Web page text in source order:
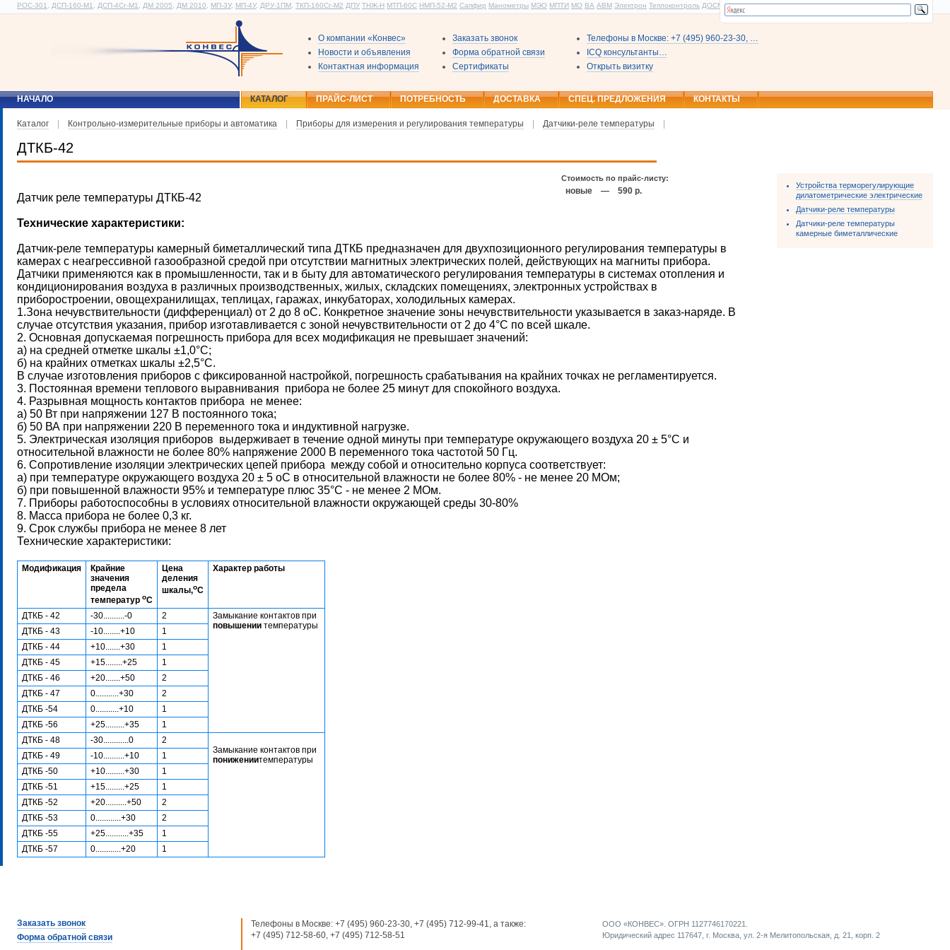
РОС-301 ДСП-160-М1 ДСП-4Сг-М1 ДМ 2005 ДМ 2010 МП-3У, МП-4У, ДРУ-1ПМ ТКП-160Сг-М2 ДПУ ТНЖ-Н МТП-60С НМП-52-М2 Сапфир Манометры МЭО МПТИ МО ВА АВМ Электрон Теплоконтроль ДОСМ
О компании «Конвес»
Новости и объявления
Контактная информация
Заказать звонок
Форма обратной связи
Сертификаты
Телефоны в Москве: +7 (495) 960-23-30, …
ICQ консультанты…
Открыть визитку
НАЧАЛО КАТАЛОГ ПРАЙС-ЛИСТ ПОТРЕБНОСТЬ ДОСТАВКА СПЕЦ. ПРЕДЛОЖЕНИЯ КОНТАКТЫ
Каталог Контрольно-измерительные приборы и автоматика Приборы для измерения и регулирования температуры Датчики-реле температуры
ДТКБ-42
Стоимость по прайс-листу:
новые — 590 р.
Датчик реле температуры ДТКБ-42
Технические характеристики:
Датчик-реле температуры камерный биметаллический типа ДТКБ предназначен для двухпозиционного регулирования температуры в
камерах с неагрессивной газообразной средой при отсутствии магнитных электрических полей, действующих на магниты прибора.
Датчики применяются как в промышленности, так и в быту для автоматического регулирования температуры в системах отопления и
кондиционирования воздуха в различных производственных, жилых, складских помещениях, электронных устройствах в
приборостроении, овощехранилищах, теплицах, гаражах, инкубаторах, холодильных камерах.
1.Зона нечувствительности (дифференциал) от 2 до 8 oС. Конкретное значение зоны нечувствительности указывается в заказ-наряде. В
случае отсутствия указания, прибор изготавливается с зоной нечувствительности от 2 до 4°С по всей шкале.
2. Основная допускаемая погрешность прибора для всех модификация не превышает значений:
а) на средней отметке шкалы ±1,0°С;
б) на крайних отметках шкалы ±2,5°С.
В случае изготовления приборов с фиксированной настройкой, погрешность срабатывания на крайних точках не регламентируется.
3. Постоянная времени теплового выравнивания прибора не более 25 минут для спокойного воздуха.
4. Разрывная мощность контактов прибора не менее:
а) 50 Вт при напряжении 127 В постоянного тока;
б) 50 ВА при напряжении 220 В переменного тока и индуктивной нагрузке.
5. Электрическая изоляция приборов выдерживает в течение одной минуты при температуре окружающего воздуха 20 ± 5°С и
относительной влажности не более 80% напряжение 2000 В переменного тока частотой 50 Гц.
6. Сопротивление изоляции электрических цепей прибора между собой и относительно корпуса соответствует:
а) при температуре окружающего воздуха 20 ± 5 oС в относительной влажности не более 80% - не менее 20 МОм;
б) при повышенной влажности 95% и температуре плюс 35°С - не менее 2 МОм.
7. Приборы работоспособны в условиях относительной влажности окружающей среды 30-80%
8. Масса прибора не более 0,3 кг.
9. Срок службы прибора не менее 8 лет
Технические характеристики:
Модификация
Крайние
значения
предела
температур oС
Цена
деления
шкалы,oС
Характер работы
ДТКБ - 42 -30..........-0 2
Замыкание контактов при
повышении температуры
ДТКБ - 43 -10........+10
1
ДТКБ - 44
+10.......+30
1
ДТКБ - 45
+15........+25
1
ДТКБ - 46
+20.......+50
2
ДТКБ - 47
0...........+30
2
ДТКБ -54
0...........+10
1
ДТКБ -56
+25.........+35
1
ДТКБ - 48
-30............0
2
Замыкание контактов при
понижениитемпературы
ДТКБ - 49 -10..........+10
1
ДТКБ -50
+10.........+30
1
ДТКБ -51
+15.........+25
1
ДТКБ -52
+20..........+50
2
ДТКБ -53
0............+30
2
ДТКБ -55
+25...........+35
1
ДТКБ -57
0............+20 1
Устройства терморегулирующие
дилатометрические электрические
Датчики-реле температуры
Датчики-реле температуры
камерные биметаллические
Заказать звонок
Форма обратной связи
Телефоны в Москве: +7 (495) 960-23-30, +7 (495) 712-99-41, а также:
+7 (495) 712-58-60, +7 (495) 712-58-51
ООО «КОНВЕС». ОГРН 1127746170221.
Юридический адрес 117647, г. Москва, ул. 2-я Мелитопольская, д. 21, корп. 2